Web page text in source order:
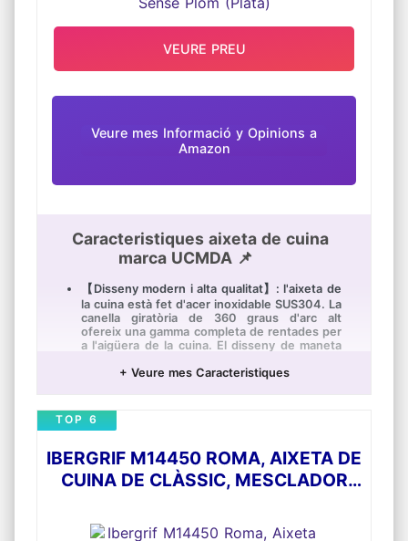
Veure mes Informació y Opinions a
Amazon
Caracteristiques aixeta de cuina
marca UCMDA 📌
【Disseny modern i alta qualitat】: l'aixeta de
la cuina està fet d'acer inoxidable SUS304. La
canella giratòria de 360 ​​graus d'arc alt
ofereix una gamma completa de rentades per
a l'aigüera de la cuina. El disseny de maneta
la temperatura i el flux de l'aigua.
Aixeta de cuina amb ruixador extraïble, 3
maneres de ruixat li permeten canviar
esquitxades a un potent ruixador de
preesbandida amb solo pressionar un
interruptor. Té una manera de pausa que li
permet detenir ràpidament l'aigua.
orifici, simplement tiri cap avall de la mànega
VEURE PREU
+ Veure mes Caracteristiques
IBERGRIF M14450 ROMA, AIXETA DE
CUINA DE CLÀSSIC, MESCLADOR
LAVABO, CROM, PLATA
TOP 6